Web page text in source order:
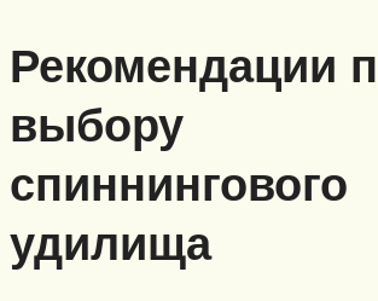
Рекомендации
выбору
спиннингового
удилища